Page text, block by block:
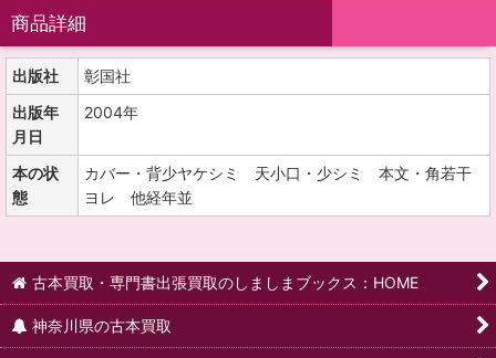
商品詳細
出版社
彰国社
出版年
月日
2004年
本の状
態
カバー・背少ヤケシミ 天小口・少シミ 本文・角若干
ヨレ 他経年並
古本買取・専門書出張買取のしましまブックス：HOME
神奈川県の古本買取